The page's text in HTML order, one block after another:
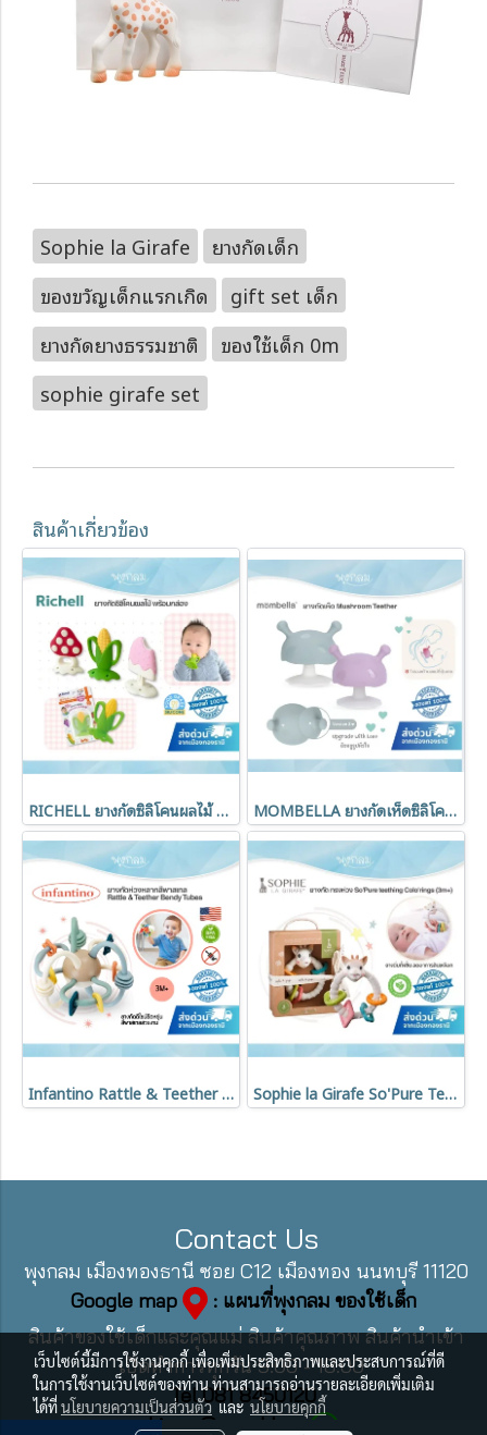
Sophie la Girafe
ยางกัดเด็ก
ของขวัญเด็กแรกเกิด
gift set เด็ก
ยางกัดยางธรรมชาติ
ของใช้เด็ก 0m
sophie girafe set
สินค้าเกี่ยวข้อง
RICHELL ยางกัดซิลิโคนผลไม้ Teether พร้อมกล่อง (3m+) MOMBELLA ยางกัดเห็ดซิลิโคนสำหรับเด็ก Mushroom V.2
Infantino Rattle & Teether Bendy Tubes ยางกัดห่วงหลากสี เสริมพัฒนาการเด็ก 3 เดือนขึ้นไป Sophie la Girafe So'Pure Teething Colo'rings ยางกัดห่วง ยางพาราธรรมชาติ 3M+
Contact Us
พุงกลม เมืองทองธานี ซอย C12 เมืองทอง นนทบุรี 11120
Google map
: แผนที่พุงกลม ของใช้เด็ก
สินค้าของใช้เด็กและคุณแม่ สินค้าคุณภาพ สินค้านำเข้า
เปิดทำการทุกวัน 9:00 - 18:00
Tel 081 8450120
Line : @pungklom
เว็บไซต์นี้มีการใช้งานคุกกี้ เพื่อเพิ่มประสิทธิภาพและประสบการณ์ที่ดี
ในการใช้งานเว็บไซต์ของท่าน ท่านสามารถอ่านรายละเอียดเพิ่มเติม
ได้ที่นโยบายความเป็นส่วนตัวและนโยบายคุกกี้